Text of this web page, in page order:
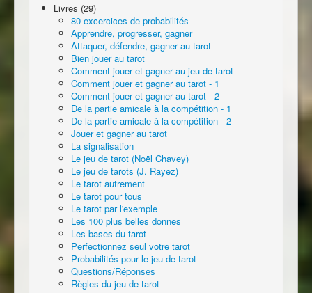
Livres (29)
80 excercices de probabilités
Apprendre, progresser, gagner
Attaquer, défendre, gagner au tarot
Bien jouer au tarot
Comment jouer et gagner au jeu de tarot
Comment jouer et gagner au tarot - 1
Comment jouer et gagner au tarot - 2
De la partie amicale à la compétition - 1
De la partie amicale à la compétition - 2
Jouer et gagner au tarot
La signalisation
Le jeu de tarot (Noël Chavey)
Le jeu de tarots (J. Rayez)
Le tarot autrement
Le tarot pour tous
Le tarot par l'exemple
Les 100 plus belles donnes
Les bases du tarot
Perfectionnez seul votre tarot
Probabilités pour le jeu de tarot
Questions/Réponses
Règles du jeu de tarot